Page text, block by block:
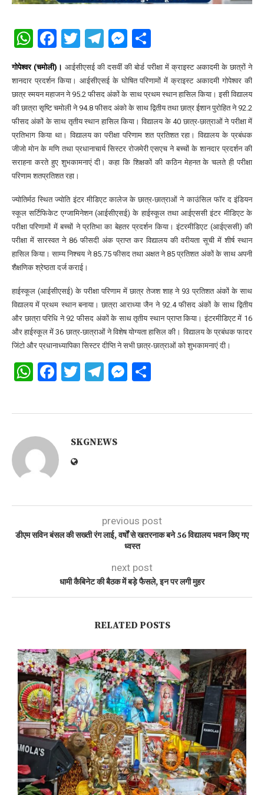
WhatsApp
Facebook
Twitter
Telegram
Messenger
गोपेश्वर (चमोली)। आईसीएसई की दसवीं की बोर्ड परीक्षा में क्राइस्ट अकादमी के छात्रों ने
शानदार प्रदर्शन किया। आईसीएसई के घोषित परिणामों में क्राइस्ट अकादमी गोपेश्वर की
छात्र स्मयन महाजन ने 95.2 फीसद अंकों के साथ प्रथम स्थान हासिल किया। इसी विद्यालय
की छात्रा सृष्टि चमोली ने 94.8 फीसद अंको के साथ द्वितीय तथा छात्र ईशान पुरोहित ने 92.2
फीसद अंकों के साथ तृतीय स्थान हासिल किया। विद्यालय के 40 छात्र-छात्राओं ने परीक्षा में
प्रतिभाग किया था। विद्यालय का परीक्षा परिणाम शत प्रतिशत रहा। विद्यालय के प्रबंधक
जीजो मोन के मणि तथा प्रधानाचार्य सिस्टर रोजमेरी एसएच ने बच्चों के शानदार प्रदर्शन की
सराहना करते हुए शुभकामनाएं दी। कहा कि शिक्षकों की कठिन मेहनत के चलते ही परीक्षा
परिणाम शतप्रतिशत रहा।
ज्योतिर्मठ स्थित ज्योति इंटर मीडिएट कालेज के छात्र-छात्राओं ने काउंसिल फाॅर द इंडियन
स्कूल सर्टिफिकेट एग्जामिनेशन (आईसीएसई) के हाईस्कूल तथा आईएससी इंटर मीडिएट के
परीक्षा परिणामों में बच्चों ने प्रतिभा का बेहतर प्रदर्शन किया। इंटरमीडिएट (आईएससी) की
परीक्षा में सारस्वत ने 86 फीसदी अंक प्राप्त कर विद्यालय की वरीयता सूची में शीर्ष स्थान
हासिल किया। साम्य निश्चय ने 85.75 फीसद तथा अक्षत ने 85 प्रतिशत अंकों के साथ अपनी
शैक्षणिक श्रेष्ठता दर्ज कराई।
हाईस्कूल (आईसीएसई) के परीक्षा परिणाम में छात्र तेजश शाह ने 93 प्रतिशत अंकों के साथ
विद्यालय में प्रथम स्थान बनाया। छात्रा आराध्या जैन ने 92.4 फीसद अंकों के साथ द्वितीय
और छात्रा परिधि ने 92 फीसद अंकों के साथ तृतीय स्थान प्राप्त किया। इंटरमीडिएट में 16
और हाईस्कूल में 36 छात्र-छात्राओं ने विशेष योग्यता हासिल की। विद्यालय के प्रबंधक फादर
जिंटो और प्रधानाध्यापिका सिस्टर दीप्ति ने सभी छात्र-छात्राओं को शुभकामनाएं दी।
WhatsApp
Facebook
Twitter
Telegram
Messenger
SKGNEWS
previous post
डीएम सविन बंसल की सख्ती रंग लाई, वर्षों से खतरनाक बने 56 विद्यालय भवन किए गए
ध्वस्त
next post
धामी कैबिनेट की बैठक में बड़े फैसले, इन पर लगी मुहर
RELATED POSTS